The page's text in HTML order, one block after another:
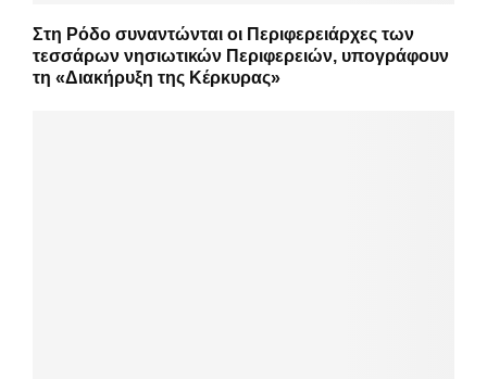
Στη Ρόδο συναντώνται οι Περιφερειάρχες των
τεσσάρων νησιωτικών Περιφερειών, υπογράφουν
τη «Διακήρυξη της Κέρκυρας»